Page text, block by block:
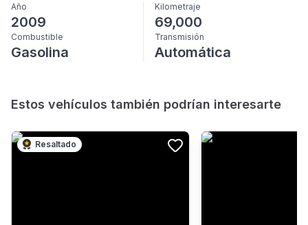
Año
2009
Kilometraje
69,000
Combustible
Gasolina
Transmisión
Automática
Estos vehículos también podrían interesarte
Resaltado